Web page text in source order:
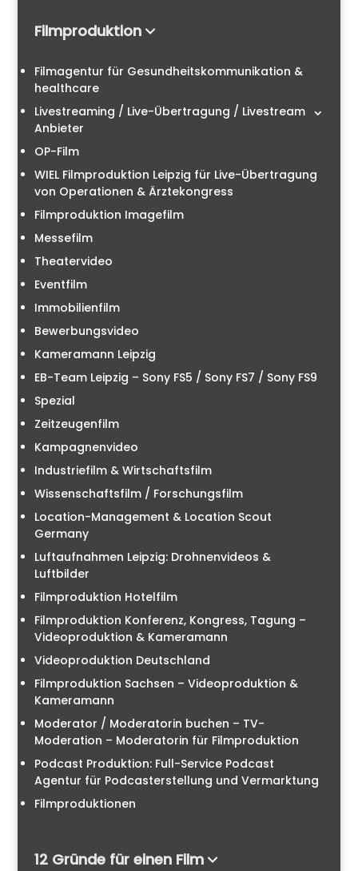
Filmproduktion
Filmagentur für Gesundheitskommunikation &
healthcare
Livestreaming / Live-Übertragung / Livestream
Anbieter
OP-Film
WIEL Filmproduktion Leipzig für Live-Übertragung
von Operationen & Ärztekongress
Filmproduktion Imagefilm
Messefilm
Theatervideo
Eventfilm
Immobilienfilm
Bewerbungsvideo
Kameramann Leipzig
EB-Team Leipzig – Sony FS5 / Sony FS7 / Sony FS9
Spezial
Zeitzeugenfilm
Kampagnenvideo
Industriefilm & Wirtschaftsfilm
Wissenschaftsfilm / Forschungsfilm
Location-Management & Location Scout
Germany
Luftaufnahmen Leipzig: Drohnenvideos &
Luftbilder
Filmproduktion Hotelfilm
Filmproduktion Konferenz, Kongress, Tagung –
Videoproduktion & Kameramann
Videoproduktion Deutschland
Filmproduktion Sachsen – Videoproduktion &
Kameramann
Moderator / Moderatorin buchen – TV-
Moderation – Moderatorin für Filmproduktion
Podcast Produktion: Full-Service Podcast
Agentur für Podcasterstellung und Vermarktung
Filmproduktionen
12 Gründe für einen Film